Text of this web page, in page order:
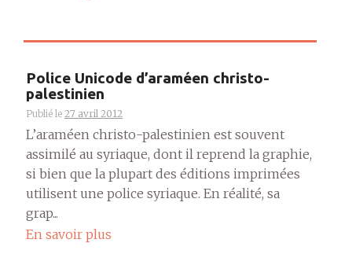
Police Unicode d’araméen christo-
palestinien
Publié le 27 avril 2012
L’araméen christo-palestinien est souvent
assimilé au syriaque, dont il reprend la graphie,
si bien que la plupart des éditions imprimées
utilisent une police syriaque. En réalité, sa
grap...
En savoir plus